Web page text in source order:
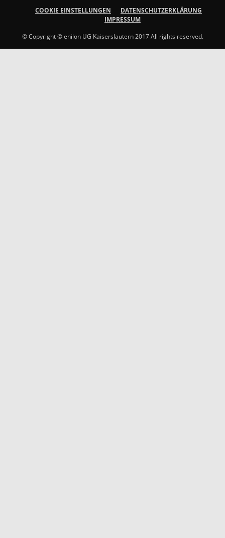
COOKIE EINSTELLUNGEN
DATENSCHUTZERKLÄRUNG
IMPRESSUM
© Copyright © enilon UG Kaiserslautern 2017 All rights reserved.